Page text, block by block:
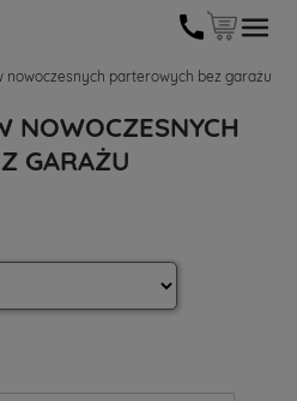
nowoczesnych parterowych bez garażu
NOWOCZESNYCH
GARAŻU